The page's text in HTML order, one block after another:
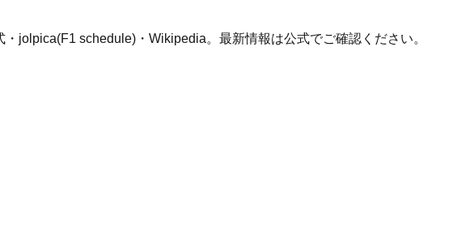
・jolpica(F1 schedule)・Wikipedia。最新情報は公式でご確認ください。